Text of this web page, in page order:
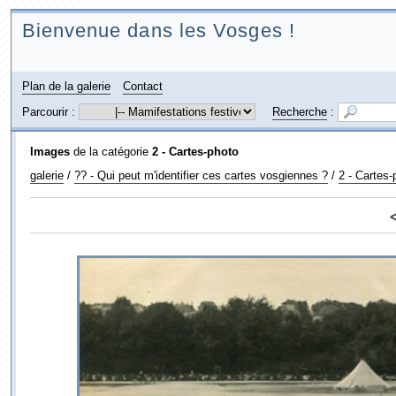
Bienvenue dans les Vosges !
Plan de la galerie
Contact
Parcourir :
Recherche:
Imagesde la catégorie 2 - Cartes-photo
galerie/ ?? - Qui peut m'identifier ces cartes vosgiennes ?/ 2 - Cartes-